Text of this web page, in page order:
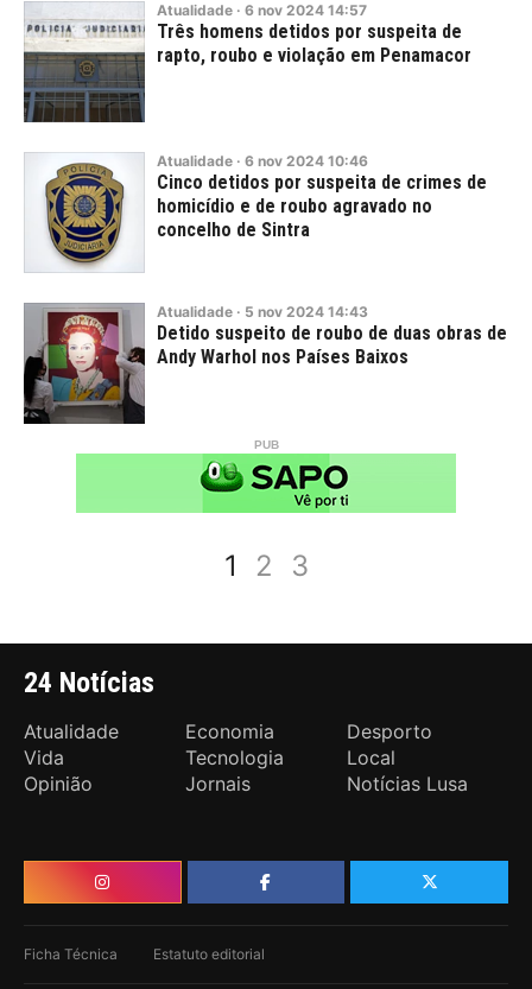
Atualidade · 6 nov 2024 14:57
Três homens detidos por suspeita de
rapto, roubo e violação em Penamacor
Atualidade · 6 nov 2024 10:46
Cinco detidos por suspeita de crimes de
homicídio e de roubo agravado no
concelho de Sintra
Atualidade · 5 nov 2024 14:43
Detido suspeito de roubo de duas obras de
Andy Warhol nos Países Baixos
1 2 3
24 Notícias
Atualidade Economia
Desporto
Vida
Tecnologia
Local
Opinião
Jornais Notícias Lusa
Ficha Técnica Estatuto editorial